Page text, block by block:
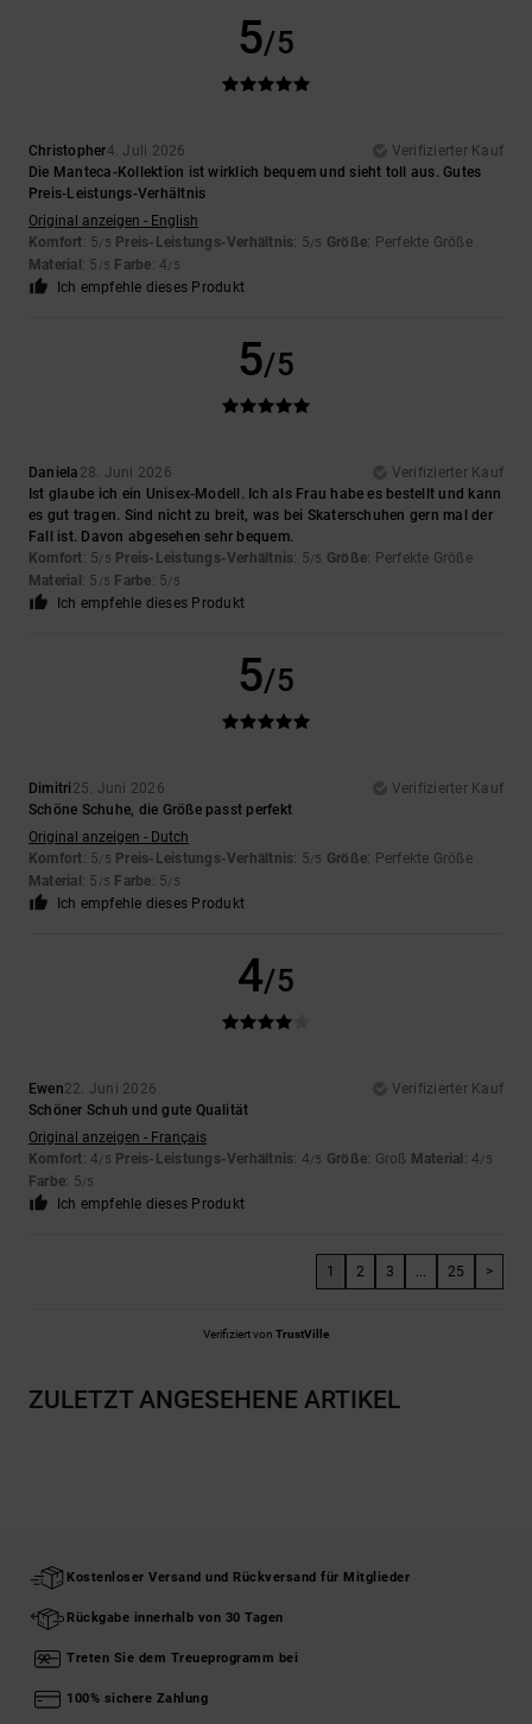
5/5
Christopher4. Juli 2026
Verifizierter Kauf
Die Manteca-Kollektion ist wirklich bequem und sieht toll aus. Gutes
Preis-Leistungs-Verhältnis
Original anzeigen - English
Komfort: 5/5 Preis-Leistungs-Verhältnis: 5/5 Größe: Perfekte Größe
Material : 5 /5 Farbe: 4/5
Ich empfehle dieses Produkt
5/5
Daniela 28. Juni 2026
Verifizierter Kauf
Ist glaube ich ein Unisex-Modell. Ich als Frau habe es bestellt und kann
es gut tragen. Sind nicht zu breit, was bei Skaterschuhen gern mal der
Fall ist. Davon abgesehen sehr bequem.
Komfort: 5/5 Preis-Leistungs-Verhältnis: 5/5 Größe: Perfekte Größe
Material : 5 /5 Farbe: 5/5
Ich empfehle dieses Produkt
5/5
Dimitri 25. Juni 2026
Verifizierter Kauf
Schöne Schuhe, die Größe passt perfekt
Original anzeigen - Dutch
Komfort: 5/5 Preis-Leistungs-Verhältnis: 5/5 Größe: Perfekte Größe
Material : 5 /5 Farbe: 5/5
Ich empfehle dieses Produkt
4/5
Ewen22. Juni 2026
Verifizierter Kauf
Schöner Schuh und gute Qualität
Original anzeigen - Français
Komfort: 4/5 Preis-Leistungs-Verhältnis: 4/5 Größe: Groß Material : 4/5
Farbe: 5/5
Ich empfehle dieses Produkt
1 2 3 ... 25 >
Verifiziert von TrustVille
ZULETZT ANGESEHENE ARTIKEL
Kostenloser Versand und Rückversand für Mitglieder
Rückgabe innerhalb von 30 Tagen
Treten Sie dem Treueprogramm bei
100% sichere Zahlung